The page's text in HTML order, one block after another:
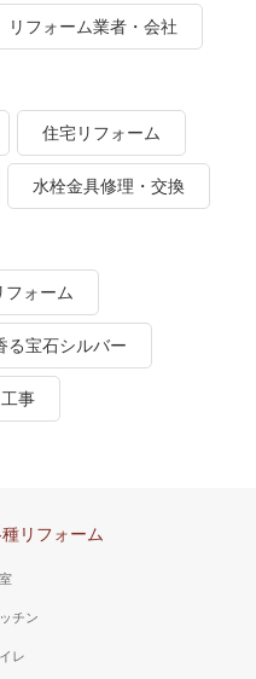
リフォーム業者・会社
住宅リフォーム
水栓金具修理・交換
ォーム
る宝石シルバー
事
リフォーム
チン
レ